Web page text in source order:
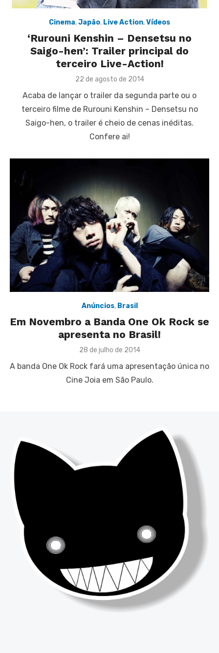
Cinema,Japão, Live Action,Vídeos
‘Rurouni Kenshin – Densetsu no
Saigo-hen’: Trailer principal do
terceiro Live-Action!
Posted
22 de agosto de 2014
Acaba de lançar o trailer da segunda parte ou o
terceiro filme de Rurouni Kenshin – Densetsu no
Saigo-hen, o trailer é cheio de cenas inéditas.
Confere ai!
Anúncios, Brasil
Em Novembro a Banda One Ok Rock se
apresenta no Brasil!
Posted
28 de julho de 2014
A banda One Ok Rock fará uma apresentação única no
Cine Joia em São Paulo.